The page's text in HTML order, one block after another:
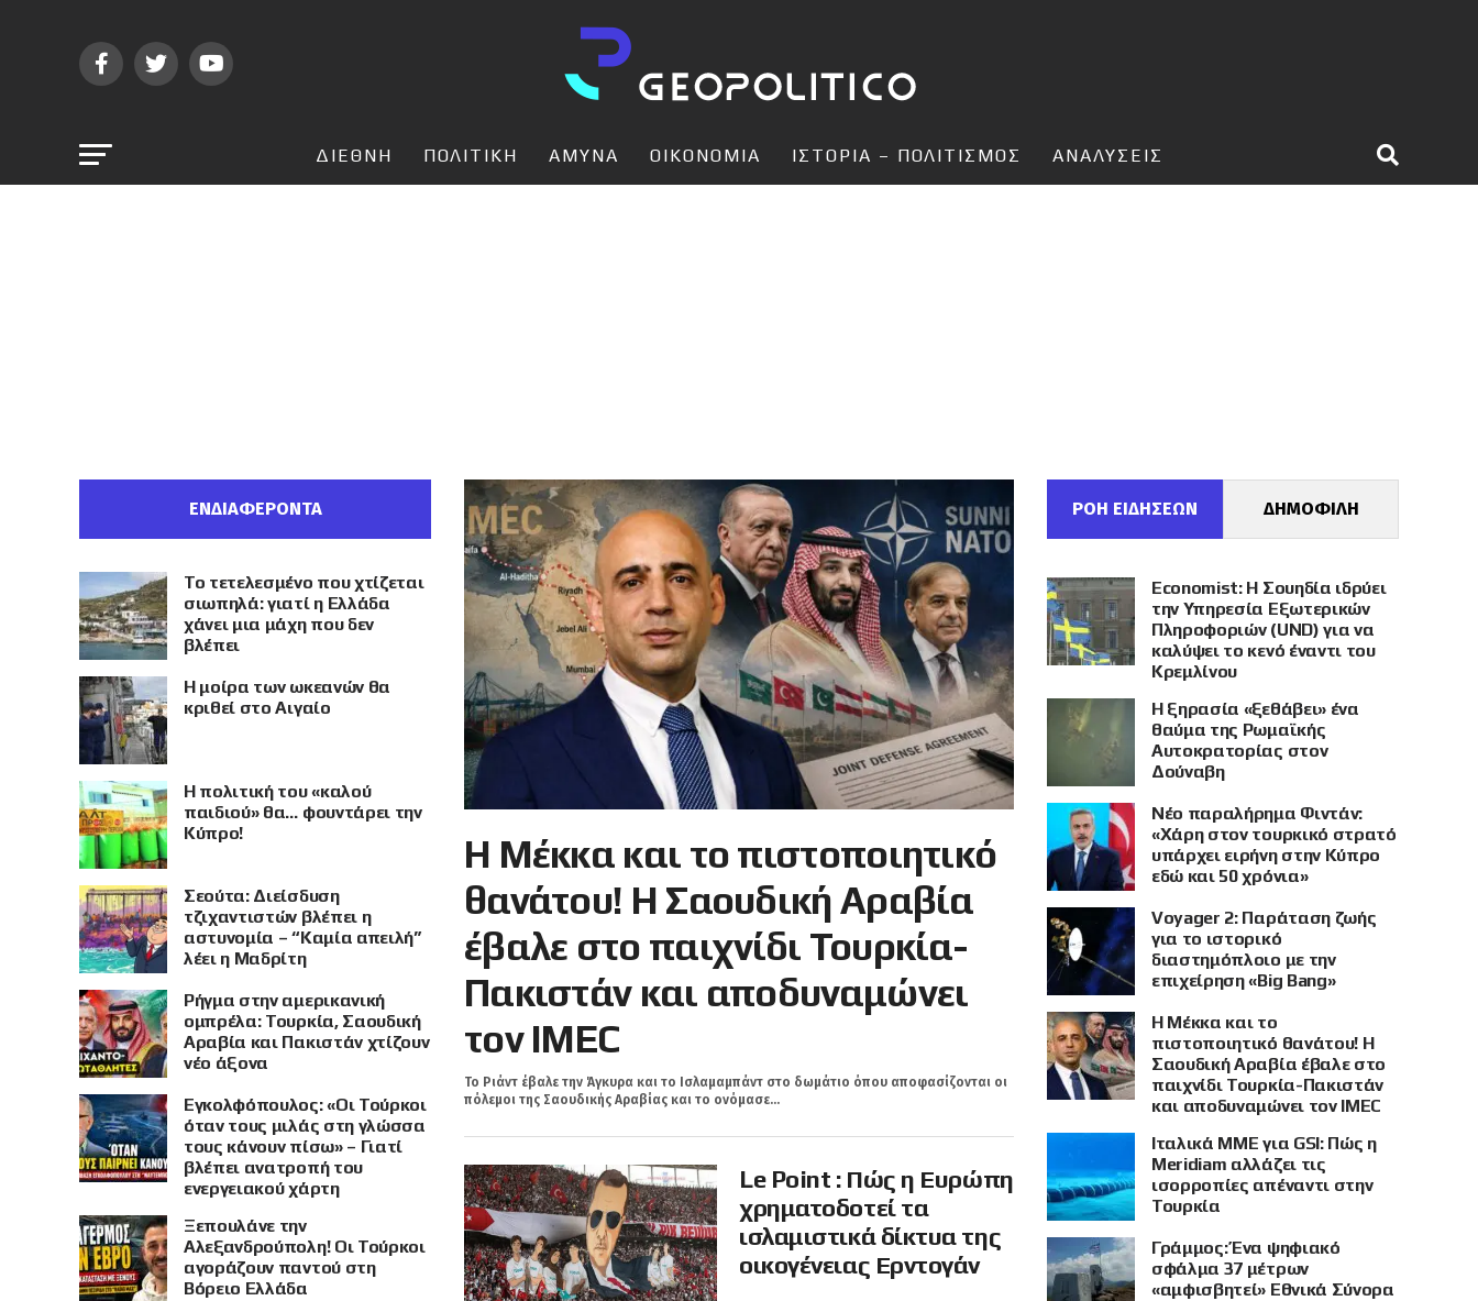
ΔΙΕΘΝΗ ΠΟΛΙΤΙΚΗ ΑΜΥΝΑ ΟΙΚΟΝΟΜΙΑ ΙΣΤΟΡΙΑ – ΠΟΛΙΤΙΣΜΟΣ ΑΝΑΛΥΣΕΙΣ
Η Μέκκα και το πιστοποιητικό
θανάτου! Η Σαουδική Αραβία
έβαλε στο παιχνίδι Τουρκία-
Πακιστάν και αποδυναμώνει
τον IMEC
Το Ριάντ έβαλε την Άγκυρα και τo Ισλαμαμπάντ στο δωμάτιο όπου αποφασίζονται οι
πόλεμοι της Σαουδικής Αραβίας και το ονόμασε...
Le Point : Πώς η Ευρώπη
χρηματοδοτεί τα
ισλαμιστικά δίκτυα της
οικογένειας Ερντογάν
ΕΝΔΙΑΦΕΡΟΝΤΑ
Το τετελεσμένο που χτίζεται
σιωπηλά: γιατί η Ελλάδα
χάνει μια μάχη που δεν
βλέπει
Η μοίρα των ωκεανών θα
κριθεί στο Αιγαίο
Η πολιτική του «καλού
παιδιού» θα… φουντάρει την
Κύπρο!
Σεούτα: Διείσδυση
τζιχαντιστών βλέπει η
αστυνομία – “Καμία απειλή”
λέει η Μαδρίτη
Ρήγμα στην αμερικανική
ομπρέλα: Τουρκία, Σαουδική
Αραβία και Πακιστάν χτίζουν
νέο άξονα
Εγκολφόπουλος: «Οι Τούρκοι
όταν τους μιλάς στη γλώσσα
τους κάνουν πίσω» – Γιατί
βλέπει ανατροπή του
ενεργειακού χάρτη
Ξεπουλάνε την
Αλεξανδρούπολη! Οι Τούρκοι
αγοράζουν παντού στη
Βόρειο Ελλάδα
ΡΟΗ ΕΙΔΗΣΕΩΝ ΔΗΜΟΦΙΛΗ
Economist: Η Σουηδία ιδρύει
την Υπηρεσία Εξωτερικών
Πληροφοριών (UND) για να
καλύψει το κενό έναντι του
Κρεμλίνου
Η ξηρασία «ξεθάβει» ένα
θαύμα της Ρωμαϊκής
Αυτοκρατορίας στον
Δούναβη
Νέο παραλήρημα Φιντάν:
«Χάρη στον τουρκικό στρατό
υπάρχει ειρήνη στην Κύπρο
εδώ και 50 χρόνια»
Voyager 2: Παράταση ζωής
για το ιστορικό
διαστημόπλοιο με την
επιχείρηση «Big Bang»
Η Μέκκα και το
πιστοποιητικό θανάτου! Η
Σαουδική Αραβία έβαλε στο
παιχνίδι Τουρκία-Πακιστάν
και αποδυναμώνει τον IMEC
Ιταλικά ΜΜΕ για GSI: Πώς η
Meridiam αλλάζει τις
ισορροπίες απέναντι στην
Τουρκία
Γράμμος: Ένα ψηφιακό
σφάλμα 37 μέτρων
«αμφισβητεί» Εθνικά Σύνορα